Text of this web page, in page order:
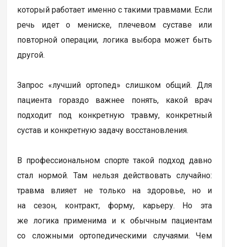
который работает именно с такими травмами. Если
речь идет о мениске, плечевом суставе или
повторной операции, логика выбора может быть
другой.
Запрос «лучший ортопед» слишком общий. Для
пациента гораздо важнее понять, какой врач
подходит под конкретную травму, конкретный
сустав и конкретную задачу восстановления.
В профессиональном спорте такой подход давно
стал нормой. Там нельзя действовать случайно:
травма влияет не только на здоровье, но и
на сезон, контракт, форму, карьеру. Но эта
же логика применима и к обычным пациентам
со сложными ортопедическими случаями. Чем